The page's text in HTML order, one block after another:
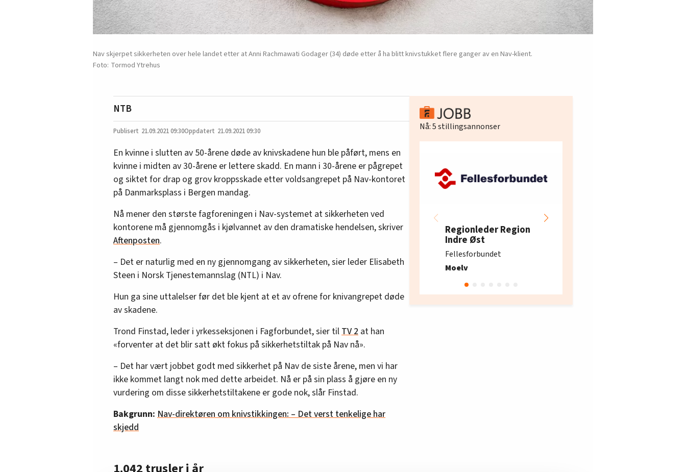
Nav skjerpet sikkerheten over hele landet etter at Anni Rachmawati Godager (34) døde etter å ha blitt knivstukket flere ganger av en Nav-klient.
Tormod Ytrehus
NTB
21.09.202109:30 21.09.2021 09:30
En kvinne i slutten av 50-årene døde av knivskadene hun ble påført, mens en
kvinne i midten av 30-årene er lettere skadd. En mann i 30-årene er pågrepet
og siktet for drap og grov kroppsskade etter voldsangrepet på Nav-kontoret
på Danmarksplass i Bergen mandag.
Nå mener den største fagforeningen i Nav-systemet at sikkerheten ved
kontorene må gjennomgås i kjølvannet av den dramatiske hendelsen, skriver
Aftenposten.
– Det er naturlig med en ny gjennomgang av sikkerheten, sier leder Elisabeth
Steen i Norsk Tjenestemannslag (NTL) i Nav.
Hun ga sine uttalelser før det ble kjent at et av ofrene for knivangrepet døde
av skadene.
Trond Finstad, leder i yrkesseksjonen i Fagforbundet, sier til TV 2 at han
«forventer at det blir satt økt fokus på sikkerhetstiltak på Nav nå».
– Det har vært jobbet godt med sikkerhet på Nav de siste årene, men vi har
ikke kommet langt nok med dette arbeidet. Nå er på sin plass å gjøre en ny
vurdering om disse sikkerhetstiltakene er gode nok, slår Finstad.
Bakgrunn: Nav-direktøren om knivstikkingen: – Det verst tenkelige har
skjedd
Nå:5stillingsannonser
Regionleder Region
Indre Øst
Fellesforbundet
Moelv